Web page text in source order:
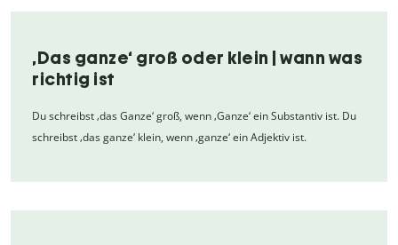
‚Das ganze‘ groß oder klein | wann was
richtig ist
Du schreibst ‚das Ganze‘ groß, wenn ‚Ganze‘ ein Substantiv ist. Du
schreibst ‚das ganze‘ klein, wenn ‚ganze‘ ein Adjektiv ist.